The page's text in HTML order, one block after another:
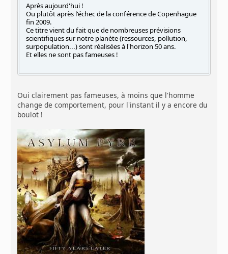
Après aujourd'hui !
Ou plutôt après l'échec de la conférence de Copenhague
fin 2009.
Ce titre vient du fait que de nombreuses prévisions
scientifiques sur notre planète (ressources, pollution,
surpopulation...) sont réalisées à l'horizon 50 ans.
Et elles ne sont pas fameuses !
Oui clairement pas fameuses, à moins que l'homme
change de comportement, pour l'instant il y a encore du
boulot !